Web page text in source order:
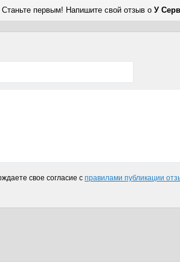
первым! Напишите свой отзыв о У
свое согласие с правилами публикации